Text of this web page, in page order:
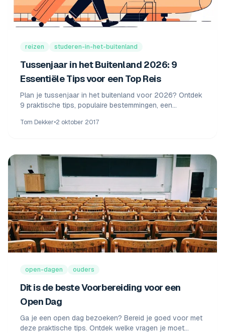
reizen studeren-in-het-buitenland
Tussenjaar in het Buitenland 2026: 9
Essentiële Tips voor een Top Reis
Plan je tussenjaar in het buitenland voor 2026? Ontdek
9 praktische tips, populaire bestemmingen, een
Tom Dekker•2 oktober 2017
open-dagen ouders
Dit is de beste Voorbereiding voor een
Open Dag
Ga je een open dag bezoeken? Bereid je goed voor met
deze praktische tips. Ontdek welke vragen je moet